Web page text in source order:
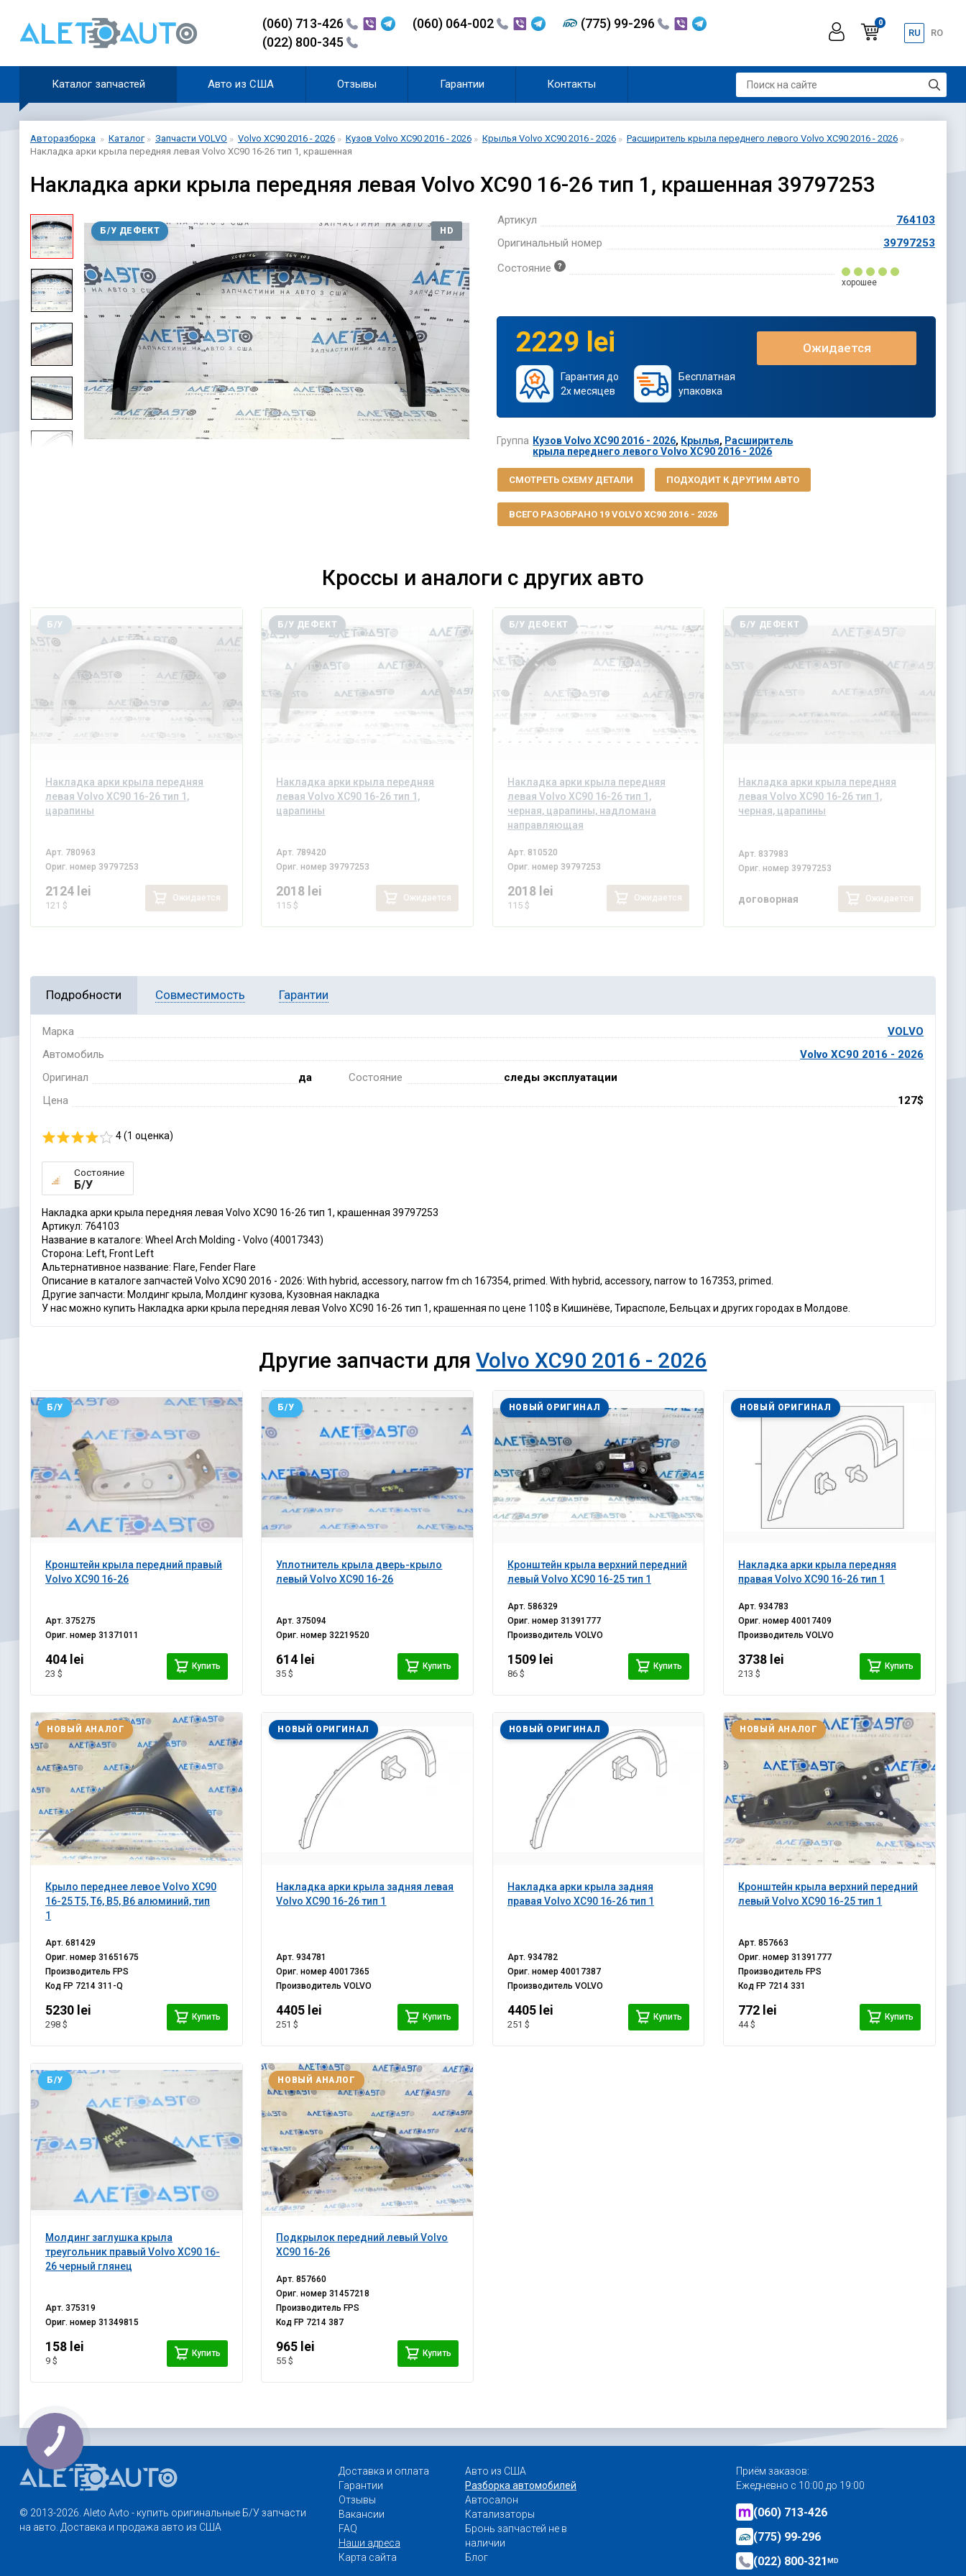
(060) 713-426 (060) 064-002
(775) 99-296
(022) 800-345
0
RU RO
Каталог запчастей Авто из США Отзывы Гарантии Контакты
Авторазборка Каталог Запчасти VOLVO Volvo XC90 2016 - 2026 Кузов Volvo XC90 2016 - 2026 Крылья Volvo XC90 2016 - 2026
Расширитель крыла переднего левого Volvo XC90 2016 - 2026
Накладка арки крыла передняя левая Volvo XC90 16-26 тип 1, крашенная
Накладка арки крыла передняя левая Volvo XC90 16-26 тип 1, крашенная 39797253
Б/У ДЕФЕКТ HD
Артикул
764103
Оригинальный номер
39797253
Состояние
хорошее
2229 lei
Гарантия до
2х месяцев
Бесплатная
упаковка
Ожидается
Группа Кузов Volvo XC90 2016 - 2026, Крылья, Расширитель
крыла переднего левого Volvo XC90 2016 - 2026
СМОТРЕТЬ СХЕМУ ДЕТАЛИ ПОДХОДИТ К ДРУГИМ АВТО
ВСЕГО РАЗОБРАНО 19 VOLVO XC90 2016 - 2026
Кроссы и аналоги с других авто
Накладка арки крыла передняя
левая Volvo XC90 16-26 тип 1,
царапины
Б/У
Арт. 780963
Ориг. номер 39797253
2124 lei
121 $
Ожидается
Накладка арки крыла передняя
левая Volvo XC90 16-26 тип 1,
царапины
Б/У ДЕФЕКТ
Арт. 789420
Ориг. номер 39797253
2018 lei
115 $
Ожидается
Накладка арки крыла передняя
левая Volvo XC90 16-26 тип 1,
черная, царапины, надломана
направляющая
Б/У ДЕФЕКТ
Арт. 810520
Ориг. номер 39797253
2018 lei
115 $
Ожидается
Накладка арки крыла передняя
левая Volvo XC90 16-26 тип 1,
черная, царапины
Б/У ДЕФЕКТ
Арт. 837983
Ориг. номер 39797253
договорная Ожидается
Подробности Совместимость Гарантии
Марка
VOLVO
Автомобиль
Volvo XC90 2016 - 2026
Оригинал
да Состояние
следы эксплуатации
Цена
127$
4 (1 оценка)
Состояние
Б/У
Накладка арки крыла передняя левая Volvo XC90 16-26 тип 1, крашенная 39797253
Артикул: 764103
Название в каталоге: Wheel Arch Molding - Volvo (40017343)
Сторона: Left, Front Left
Альтернативное название: Flare, Fender Flare
Описание в каталоге запчастей Volvo XC90 2016 - 2026: With hybrid, accessory, narrow fm ch 167354, primed. With hybrid, accessory, narrow to 167353, primed.
Другие запчасти: Молдинг крыла, Молдинг кузова, Кузовная накладка
У нас можно купить Накладка арки крыла передняя левая Volvo XC90 16-26 тип 1, крашенная по цене 110$ в Кишинёве, Тирасполе, Бельцах и других городах в Молдове.
Другие запчасти дляVolvo XC90 2016 - 2026
Кронштейн крыла передний правый
Volvo XC90 16-26
Б/У
Арт.375275
Ориг. номер31371011
404 lei
23 $
Купить
Уплотнитель крыла дверь-крыло
левый Volvo XC90 16-26
Б/У
Арт.375094
Ориг. номер32219520
614 lei
35 $
Купить
Кронштейн крыла верхний передний
левый Volvo XC90 16-25 тип 1
НОВЫЙ ОРИГИНАЛ
Арт. 586329
Ориг. номер 31391777
Производитель VOLVO
1509 lei
86 $
Купить
Накладка арки крыла передняя
правая Volvo XC90 16-26 тип 1
НОВЫЙ ОРИГИНАЛ
Арт.934783
Ориг. номер40017409
ПроизводительVOLVO
3738 lei
213 $
Купить
Крыло переднее левое Volvo XC90
16-25 T5, T6, B5, B6 алюминий, тип
1
НОВЫЙ АНАЛОГ
Арт.681429
Ориг. номер31651675
Производитель FPS
Код FP 7214 311-Q
5230 lei
298 $
Купить
Накладка арки крыла задняя левая
Volvo XC90 16-26 тип 1
НОВЫЙ ОРИГИНАЛ
Арт.934781
Ориг. номер40017365
ПроизводительVOLVO
4405 lei
251 $
Купить
Накладка арки крыла задняя
правая Volvo XC90 16-26 тип 1
НОВЫЙ ОРИГИНАЛ
Арт. 934782
Ориг. номер 40017387
Производитель VOLVO
4405 lei
251 $
Купить
Кронштейн крыла верхний передний
левый Volvo XC90 16-25 тип 1
НОВЫЙ АНАЛОГ
Арт.857663
Ориг. номер31391777
Производитель FPS
Код FP 7214 331
772 lei
44 $
Купить
Молдинг заглушка крыла
треугольник правый Volvo XC90 16-
26 черный глянец
Б/У
Арт.375319
Ориг. номер31349815
158 lei
9 $
Купить
Подкрылок передний левый Volvo
XC90 16-26
НОВЫЙ АНАЛОГ
Арт.857660
Ориг. номер31457218
Производитель FPS
Код FP 7214 387
965 lei
55 $
Купить
© 2013-2026. Aleto Avto - купить оригинальные Б/У запчасти
на авто. Доставка и продажа авто из США
Доставка и оплата
Гарантии
Отзывы
Вакансии
FAQ
Наши адреса
Карта сайта
Авто из США
Разборка автомобилей
Автосалон
Катализаторы
Бронь запчастей не в
наличии
Блог
Приём заказов:
Ежедневно с 10:00 до 19:00
(060) 713-426
(775) 99-296
(022) 800-321MD